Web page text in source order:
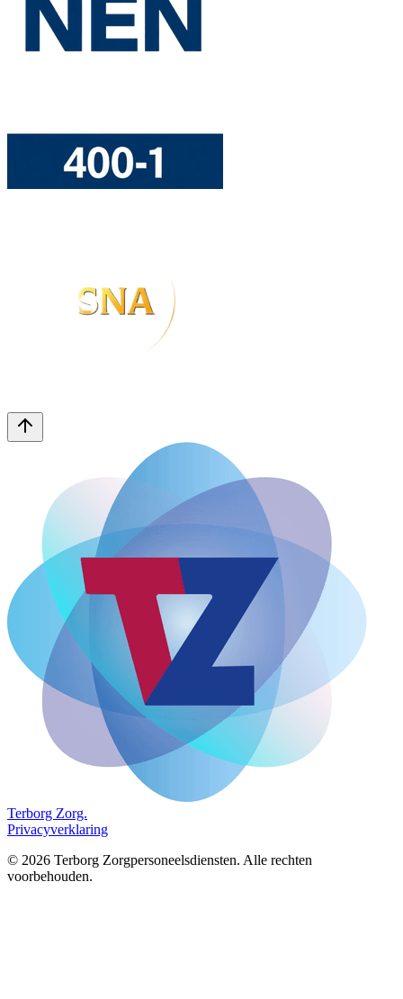
Terborg Zorg.
Privacyverklaring
© 2026 Terborg Zorgpersoneelsdiensten. Alle rechten
voorbehouden.